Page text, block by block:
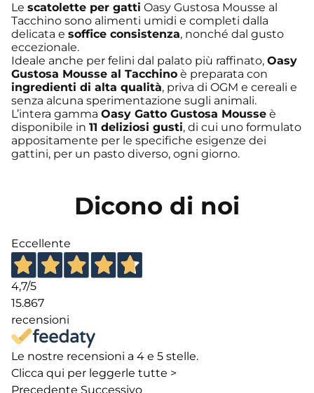
Le scatolette per gatti Oasy Gustosa Mousse al
Tacchino sono alimenti umidi e completi dalla
delicata e soffice consistenza, nonché dal gusto
eccezionale.
Ideale anche per felini dal palato più raffinato, Oasy
Gustosa Mousse al Tacchino è preparata con
ingredienti di alta qualità, priva di OGM e cereali e
senza alcuna sperimentazione sugli animali.
L’intera gamma Oasy Gatto Gustosa Mousse è
disponibile in 11 deliziosi gusti, di cui uno formulato
appositamente per le specifiche esigenze dei
gattini, per un pasto diverso, ogni giorno.
Dicono di noi
Eccellente
4,7/5
15.867
recensioni
Le nostre recensioni a 4 e 5 stelle.
Clicca qui per leggerle tutte >
Precedente Successivo